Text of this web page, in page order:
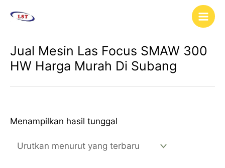
Main
Jual Mesin Las Focus SMAW 300
HW Harga Murah Di Subang
Menampilkan hasil tunggal